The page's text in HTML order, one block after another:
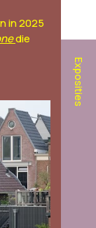
in 2025
die
Exposities